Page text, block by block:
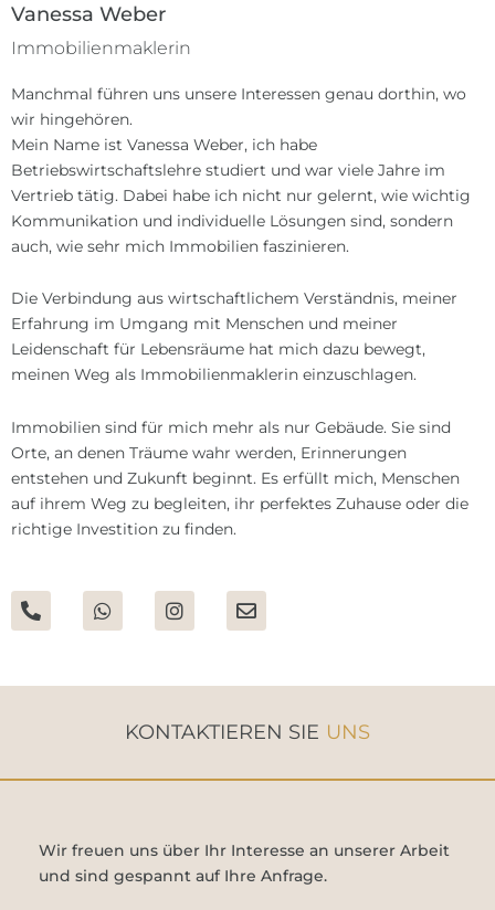
Vanessa Weber
Immobilienmaklerin
Manchmal führen uns unsere Interessen genau dorthin, wo
wir hingehören.
Mein Name ist Vanessa Weber, ich habe
Betriebswirtschaftslehre studiert und war viele Jahre im
Vertrieb tätig. Dabei habe ich nicht nur gelernt, wie wichtig
Kommunikation und individuelle Lösungen sind, sondern
auch, wie sehr mich Immobilien faszinieren.
Die Verbindung aus wirtschaftlichem Verständnis, meiner
Erfahrung im Umgang mit Menschen und meiner
Leidenschaft für Lebensräume hat mich dazu bewegt,
meinen Weg als Immobilienmaklerin einzuschlagen.
Immobilien sind für mich mehr als nur Gebäude. Sie sind
Orte, an denen Träume wahr werden, Erinnerungen
entstehen und Zukunft beginnt. Es erfüllt mich, Menschen
auf ihrem Weg zu begleiten, ihr perfektes Zuhause oder die
richtige Investition zu finden.
h
W
h
I
n
r
a
E
n
p
e
KONTAKTIEREN SIE UNS
Wir freuen uns über Ihr Interesse an unserer Arbeit
und sind gespannt auf Ihre Anfrage.